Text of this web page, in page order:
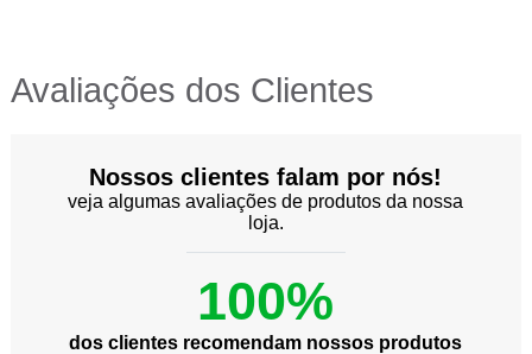
Avaliações dos Clientes
Nossos clientes falam por nós!
veja algumas avaliações de produtos da nossa
loja.
100%
dos clientes recomendam nossos produtos